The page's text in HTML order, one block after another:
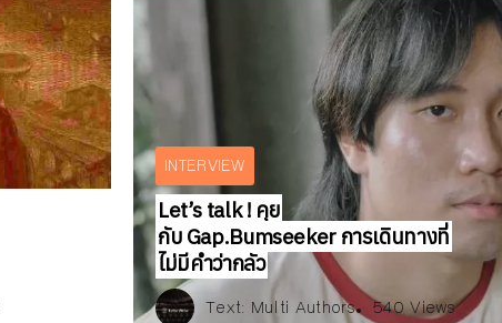
ARTICLE
Text: สมลดา เนียมละมูล
180 Views
INTERVIEW
Multi Authors 540 Views
SHORT STORY
Spike Write Short Story
Text: Admin 525 Views
BOOKS REVIEW
Text: วัลคุ์วดี ชุมจุล 263
ARTICLE
Text: ณัฐพงษ์ วิมลรัตน์
ARTICLE
Text:
สมลดา เนียมละมูล
180 Views
INTERVIEW
Text: Multi Authors